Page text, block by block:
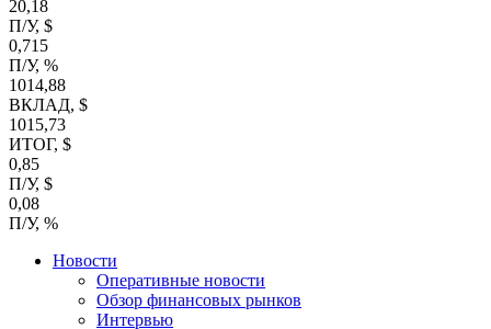
20,18
П/У, $
0,715
П/У, %
1014,88
ВКЛАД, $
1015,73
ИТОГ, $
0,85
П/У, $
0,08
П/У, %
Новости
Оперативные новости
Обзор финансовых рынков
Интервью